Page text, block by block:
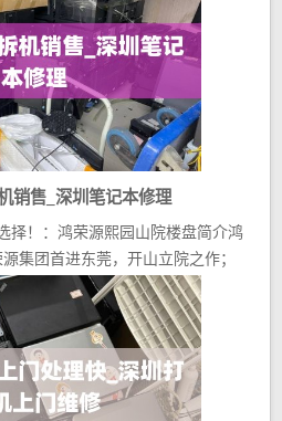
销售_深圳笔记本修理
择！：鸿荣源熙园山院楼盘简介鸿
集团首进东莞，开山立院之作；